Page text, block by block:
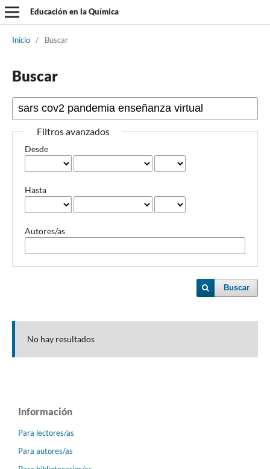
Educación en la Química
Inicio / Buscar
Buscar
Filtros avanzados
Desde
Hasta
Autores/as
Buscar
No hay resultados
Información
Para lectores/as
Para autores/as